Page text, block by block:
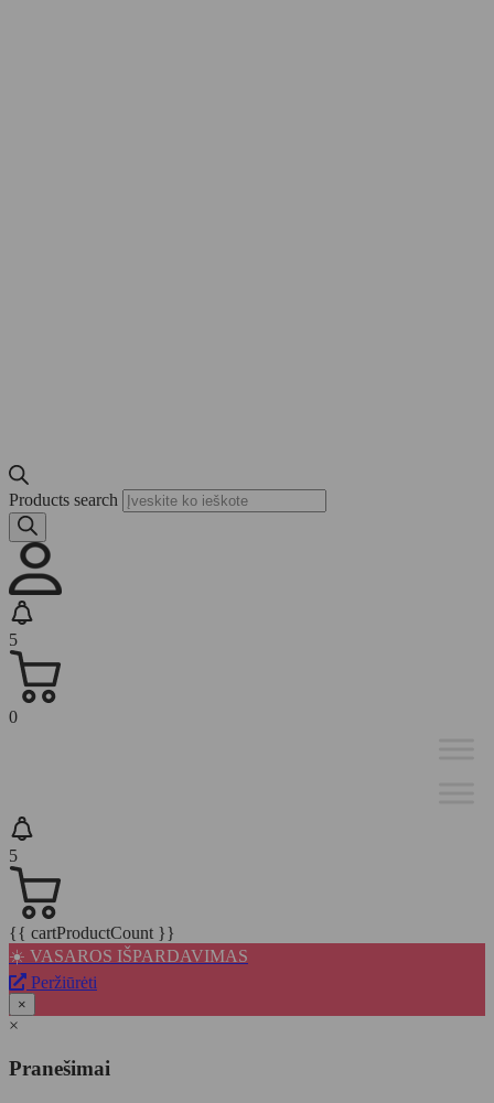
Products search
5
0
5
{{ cartProductCount }}
☀️ VASAROS IŠPARDAVIMAS
Peržiūrėti
×
×
Pranešimai